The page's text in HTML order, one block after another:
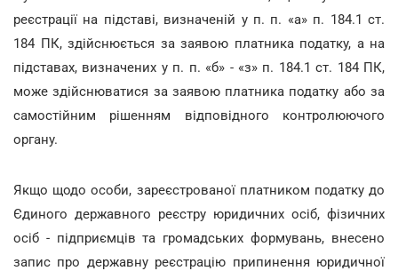
реєстрації на підставі, визначеній у п. п. «а» п. 184.1 ст.
184 ПК, здійснюється за заявою платника податку, а на
підставах, визначених у п. п. «б» - «з» п. 184.1 ст. 184 ПК,
може здійснюватися за заявою платника податку або за
самостійним рішенням відповідного контролюючого
органу.
Якщо щодо особи, зареєстрованої платником податку до
Єдиного державного реєстру юридичних осіб, фізичних
осіб - підприємців та громадських формувань, внесено
запис про державну реєстрацію припинення юридичної